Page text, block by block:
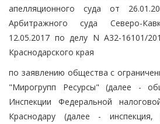
апелляционного суда от
Арбитражного суда Северо-
12.05.2017 по делу N А32-16101/
Краснодарского края
по заявлению общества с
"Мирогрупп Ресурсы" (далее -
Инспекции Федеральной
Краснодару (далее -